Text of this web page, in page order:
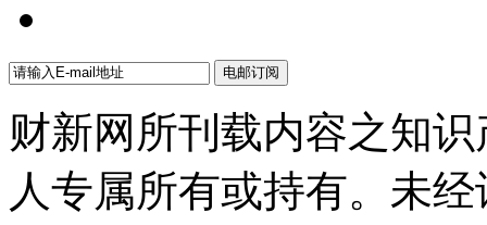
财新网所刊载内容之知
人专属所有或持有。未